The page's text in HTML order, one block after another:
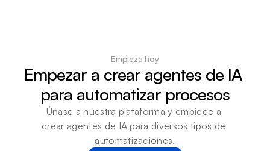
Empieza hoy
Empezar a crear agentes de IA
para automatizar procesos
Únase a nuestra plataforma y empiece a
crear agentes de IA para diversos tipos de
automatizaciones.